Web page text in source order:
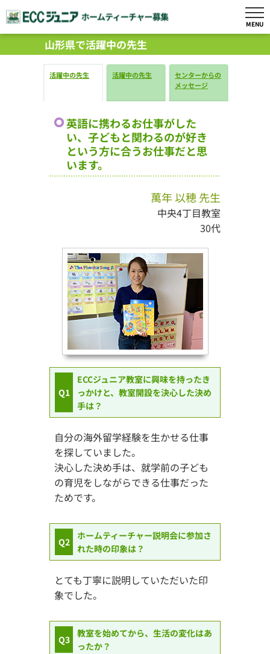
MENU
山形県で活躍中の先生
活躍中の先生 活躍中の先生
センターからの
メッセージ
英語に携わるお仕事がした
い、子どもと関わるのが好き
という方に合うお仕事だと思
います。
萬年 以穂 先生
中央4丁目教室
30代
Q1
ECCジュニア教室に興味を持ったき
っかけと、教室開設を決心した決め
手は？
自分の海外留学経験を生かせる仕事
を探していました。
決心した決め手は、就学前の子ども
の育児をしながらできる仕事だった
ためです。
Q2
ホームティーチャー説明会に参加さ
れた時の印象は？
とても丁寧に説明していただいた印
象でした。
Q3
教室を始めてから、生活の変化はあ
ったか？